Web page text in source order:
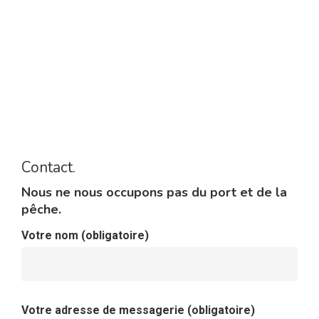
Contact.
Nous ne nous occupons pas du port et de la
pêche.
Votre nom (obligatoire)
Votre adresse de messagerie (obligatoire)